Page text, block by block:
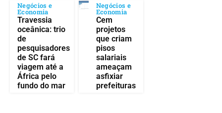
Negócios e
Economia
Travessia
oceânica: trio
de
pesquisadores
de SC fará
viagem até a
África pelo
fundo do mar
Negócios e
Economia
Cem
projetos
que criam
pisos
salariais
ameaçam
asfixiar
prefeituras